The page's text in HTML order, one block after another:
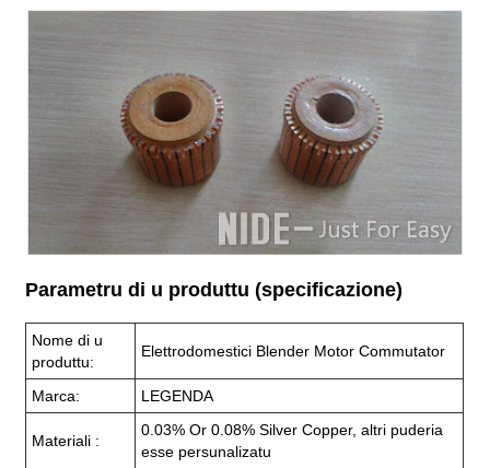
Parametru di u produttu (specificazione)
Nome di u
produttu:
Elettrodomestici Blender Motor Commutator
Marca: LEGENDA
Materiali :
0.03% Or 0.08% Silver Copper, altri puderia
esse persunalizatu